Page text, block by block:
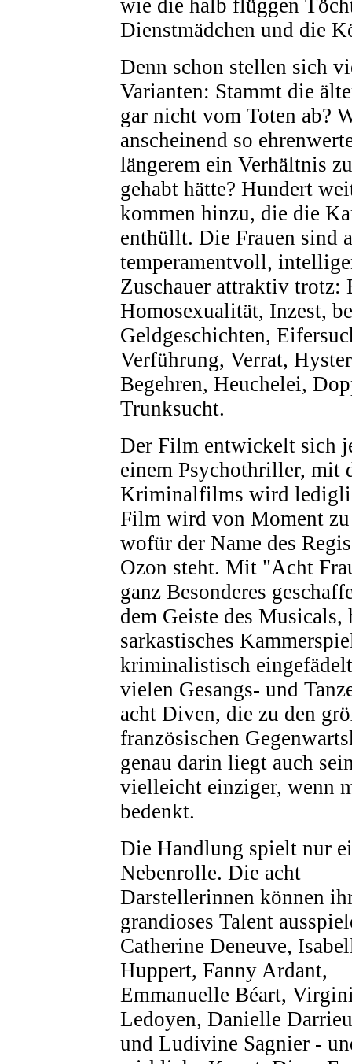
wie die halb flüggen
Dienstmädchen und die
Denn schon stellen sich
Varianten: Stammt die
gar nicht vom Toten ab?
anscheinend so
längerem ein Verhältnis
gehabt hätte? Hundert
kommen hinzu, die die
enthüllt. Die Frauen sind
temperamentvoll,
Zuschauer attraktiv trotz:
Homosexualität, Inzest,
Geldgeschichten,
Verführung, Verrat,
Begehren, Heuchelei,
Trunksucht.
Der Film entwickelt sich
einem Psychothriller, mit
Kriminalfilms wird
Film wird von Moment
wofür der Name des
Ozon steht. Mit "Acht
ganz Besonderes
dem Geiste des Musicals,
sarkastisches
kriminalistisch
vielen Gesangs- und
acht Diven, die zu den
französischen
genau darin liegt auch
vielleicht einziger, wenn
bedenkt.
Die Handlung spielt nur
Nebenrolle. Die acht
Darstellerinnen können
grandioses Talent
Catherine Deneuve,
Huppert, Fanny Ardant,
Emmanuelle Béart,
Ledoyen, Danielle
und Ludivine Sagnier -